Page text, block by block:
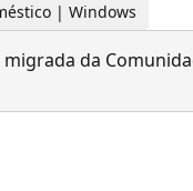
| Windows
da